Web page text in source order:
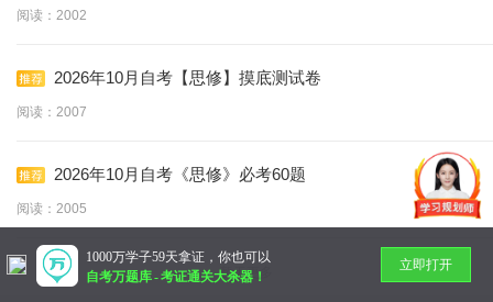
阅读：2002
2026年10月自考【思修】摸底测试卷
阅读：2007
2026年10月自考《思修》必考60题
阅读：2005
暂无更多
1000万学子59天拿证，你也可以
自考万题库-考证通关大杀器！
立即打开